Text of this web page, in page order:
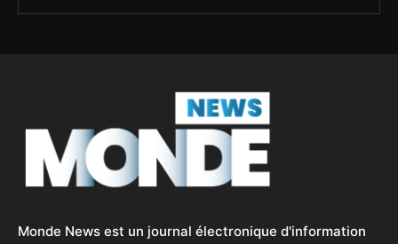
Monde News est un journal électronique d'information